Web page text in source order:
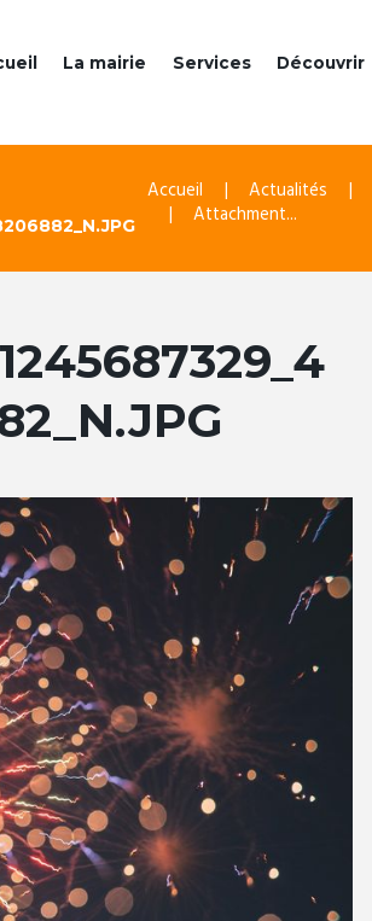
La mairie Services Découvrir
Accueil Actualités
Attachment...